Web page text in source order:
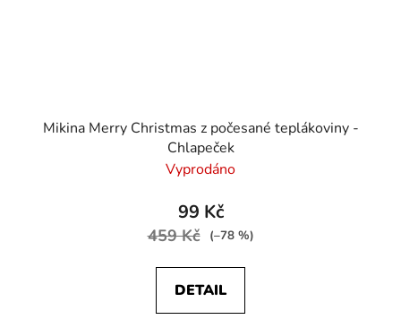
Mikina Merry Christmas z počesané teplákoviny -
Chlapeček
Vyprodáno
99 Kč
459 Kč (–78 %)
DETAIL